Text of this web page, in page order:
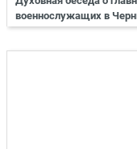
военнослужащих в